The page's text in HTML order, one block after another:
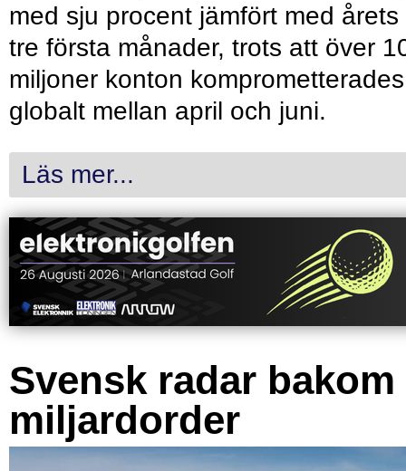
med sju procent jämfört med årets
tre första månader, trots att över
miljoner konton komprometterades
globalt mellan april och juni.
Läs mer...
Svensk radar bakom
miljardorder